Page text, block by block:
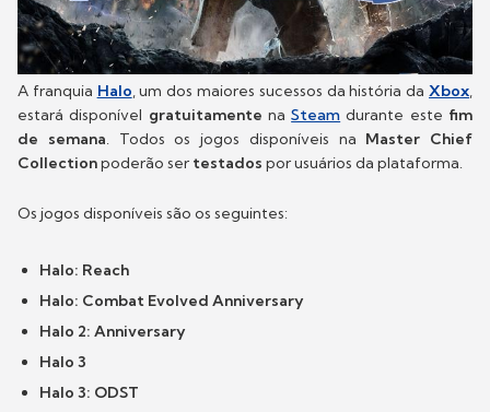
A franquia Halo, um dos maiores sucessos da história daXbox,
estará disponível gratuitamente naSteam durante este fim
de semana. Todos os jogos disponíveis na Master Chief
Collectionpoderão ser testados por usuários da plataforma.
Os jogos disponíveis são os seguintes:
Halo: Reach
Halo: Combat Evolved Anniversary
Halo 2: Anniversary
Halo 3
Halo 3: ODST